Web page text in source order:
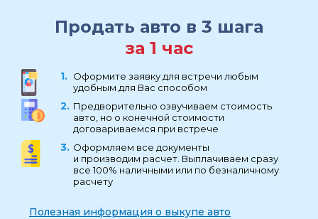
Продать авто в 3 шага
за 1 час
Оформите заявку для встречи любым
удобным для Вас способом
Предворительно озвучиваем стоимость
авто, но о конечной стоимости
договариваемся при встрече
Оформляем все документы
и производим расчет. Выплачиваем сразу
все 100% наличными или по безналичному
расчету
Полезная информация о выкупе авто